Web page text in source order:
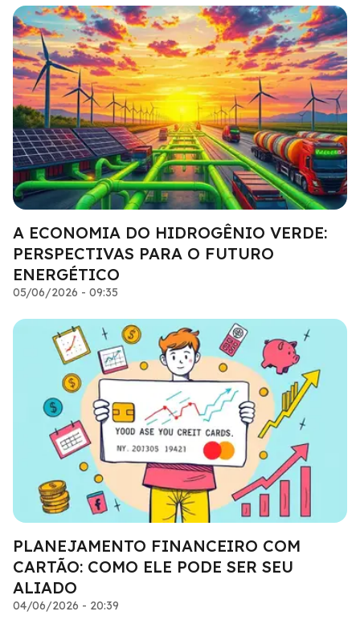
A ECONOMIA DO HIDROGÊNIO VERDE:
PERSPECTIVAS PARA O FUTURO
ENERGÉTICO
05/06/2026 - 09:35
PLANEJAMENTO FINANCEIRO COM
CARTÃO: COMO ELE PODE SER SEU
ALIADO
04/06/2026 - 20:39